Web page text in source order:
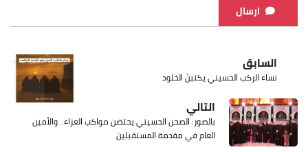
ارسال
السابق
نساء الركب الحسيني يكتبنَ الخلود
التالي
بالصور: الصحن الحسيني يحتضن مواكب العزاء.. والأمين
العام في مقدمة المستقبلين